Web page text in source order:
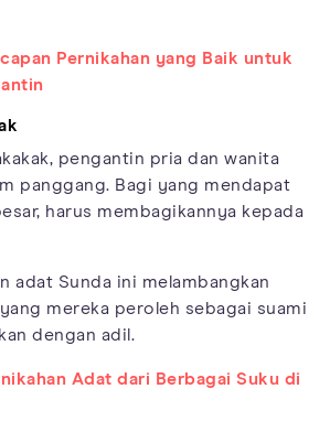
Pernikahan yang Baik untuk
pengantin pria dan wanita
panggang. Bagi yang mendapat
harus membagikannya kepada
adat Sunda ini melambangkan
mereka peroleh sebagai suami
dengan adil.
Adat dari Berbagai Suku di